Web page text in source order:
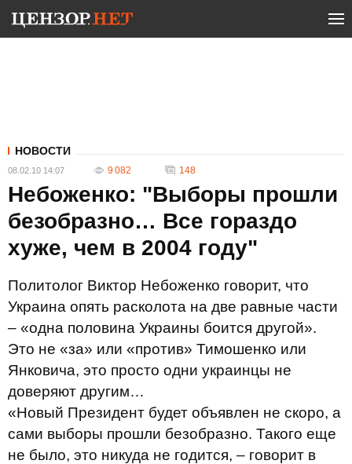
НОВОСТИ
08.02.10 14:07 9 082 148
Небоженко: "Выборы прошли
безобразно… Все гораздо
хуже, чем в 2004 году"
Политолог Виктор Небоженко говорит, что
Украина опять расколота на две равные части
– «одна половина Украины боится другой».
Это не «за» или «против» Тимошенко или
Янковича, это просто одни украинцы не
доверяют другим…
«Новый Президент будет объявлен не скоро, а
сами выборы прошли безобразно. Такого еще
не было, это никуда не годится, – говорит в